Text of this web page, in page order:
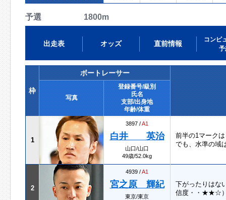
予選 1800m
出走表 オッズ 直前情報
コンピ
予
枠
ボートレーサー
写真
登録番号/級別
氏名
支部/出身地
年齢/体重
1
3897 /A1
白井 英治
山口/山口
49歳/52.0kg
前半の1マーク
でも、水準の域
2
4939 /A1
宮之原 輝紀
東京/東京
下がったりはな
信度・・★★☆